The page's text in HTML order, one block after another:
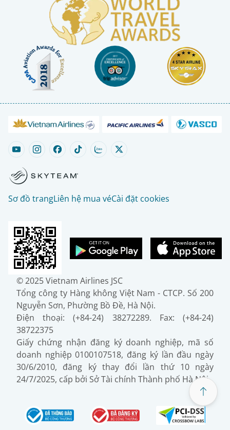
Sơ đồ trangLiên hệ mua véCài đặt cookies
© 2025 Vietnam Airlines JSC
Tổng công ty Hàng không Việt Nam - CTCP. Số 200
Nguyễn Sơn, Phường Bồ Đề, Hà Nội.
Điện thoại: (+84-24) 38272289. Fax: (+84-24)
38722375
Giấy chứng nhận đăng ký doanh nghiệp, mã số
doanh nghiệp 0100107518, đăng ký lần đầu ngày
30/6/2010, đăng ký thay đổi lần thứ 10 ngày
24/7/2025, cấp bởi Sở Tài chính Thành phố Hà Nội.